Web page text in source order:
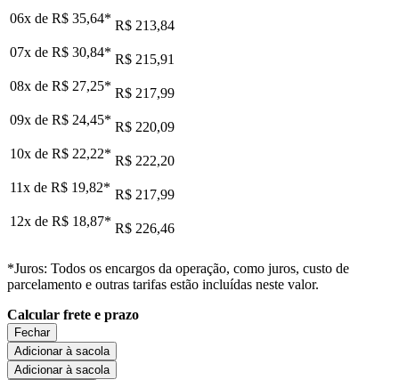
06x de R$ 35,64* R$ 213,84
07x de R$ 30,84* R$ 215,91
08x de R$ 27,25* R$ 217,99
09x de R$ 24,45* R$ 220,09
10x de R$ 22,22* R$ 222,20
11x de R$ 19,82* R$ 217,99
12x de R$ 18,87* R$ 226,46
*Juros: Todos os encargos da operação, como juros, custo de
parcelamento e outras tarifas estão incluídas neste valor.
Calcular frete e prazo
Fechar
Adicionar à sacola
Adicionar à sacola